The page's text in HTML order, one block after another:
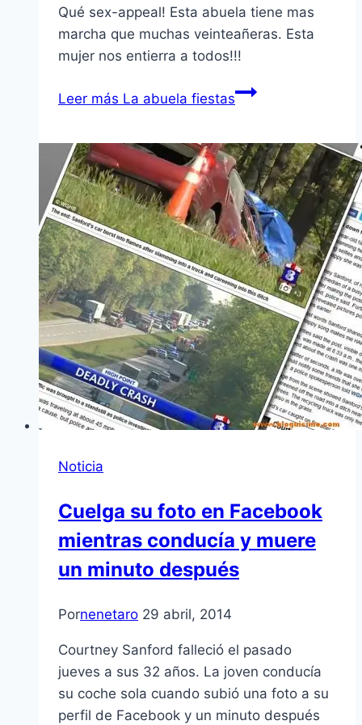
Qué sex-appeal! Esta abuela tiene mas
marcha que muchas veinteañeras. Esta
mujer nos entierra a todos!!!
Leer más La abuela fiestas
Noticia
Cuelga su foto en Facebook
mientras conducía y muere
un minuto después
Pornenetaro 29 abril, 2014
Courtney Sanford falleció el pasado
jueves a sus 32 años. La joven conducía
su coche sola cuando subió una foto a su
perfil de Facebook y un minuto después